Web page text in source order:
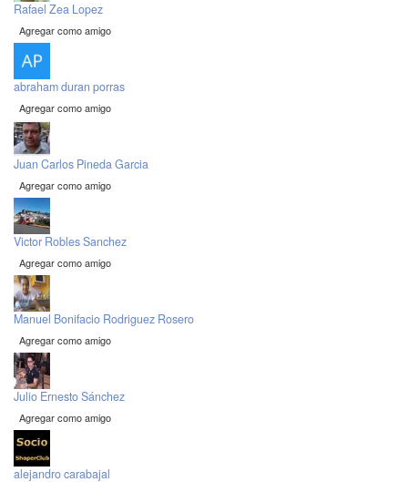
Rafael Zea Lopez
Agregar como amigo
abraham duran porras
Agregar como amigo
Juan Carlos Pineda Garcia
Agregar como amigo
Victor Robles Sanchez
Agregar como amigo
Manuel Bonifacio Rodriguez Rosero
Agregar como amigo
Julio Ernesto Sánchez
Agregar como amigo
alejandro carabajal